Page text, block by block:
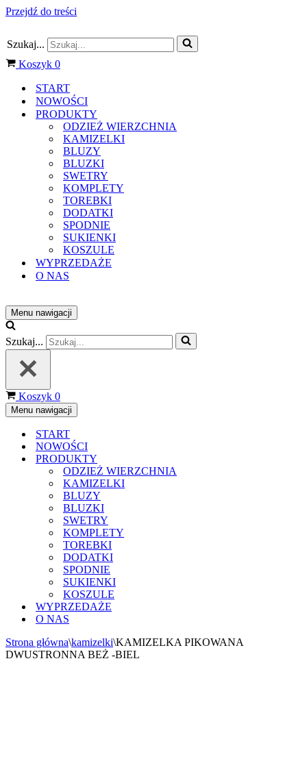
Przejdź do treści
Szukaj...
Koszyk 0
START
NOWOŚCI
PRODUKTY
ODZIEŻ WIERZCHNIA
KAMIZELKI
BLUZY
BLUZKI
SWETRY
KOMPLETY
TOREBKI
DODATKI
SPODNIE
SUKIENKI
KOSZULE
WYPRZEDAŻE
O NAS
Menu nawigacji
Szukaj...
Koszyk 0
Menu nawigacji
START
NOWOŚCI
PRODUKTY
ODZIEŻ WIERZCHNIA
KAMIZELKI
BLUZY
BLUZKI
SWETRY
KOMPLETY
TOREBKI
DODATKI
SPODNIE
SUKIENKI
KOSZULE
WYPRZEDAŻE
O NAS
Strona główna\kamizelki\KAMIZELKA PIKOWANA
DWUSTRONNA BEŻ -BIEL